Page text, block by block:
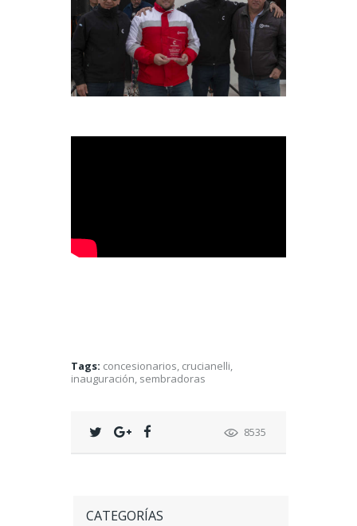
Tags: concesionarios, crucianelli,
inauguración, sembradoras
8535
CATEGORÍAS